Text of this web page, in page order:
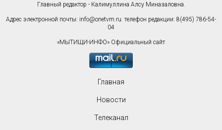
Главный редактор - Калимуллина Алсу Миназаловна.
Адрес электронной почты: info@onetvm.ru. телефон редакции: 8(495) 786-54-
04
«МЫТИЩИ-ИНФО» Официальный сайт
Главная
Новости
Телеканал